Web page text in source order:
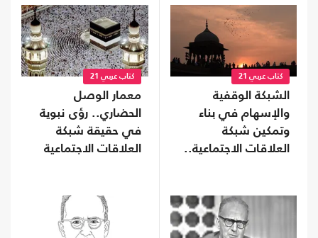
كتاب عربي 21
الشبكة الوقفية
والإسهام في بناء
وتمكين شبكة
العلاقات الاجتماعية..
كتاب عربي 21
معمار الوصل
الحضاري.. رؤى نبوية
في حقيقة شبكة
العلاقات الاجتماعية